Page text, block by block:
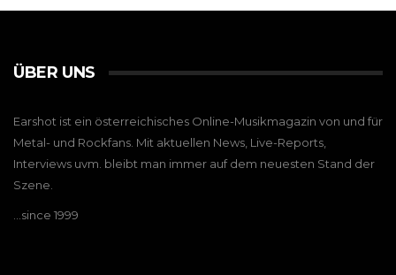
ÜBER UNS
Earshot ist ein österreichisches Online-Musikmagazin von und für
Metal- und Rockfans. Mit aktuellen News, Live-Reports,
Interviews uvm. bleibt man immer auf dem neuesten Stand der
Szene.
…since 1999